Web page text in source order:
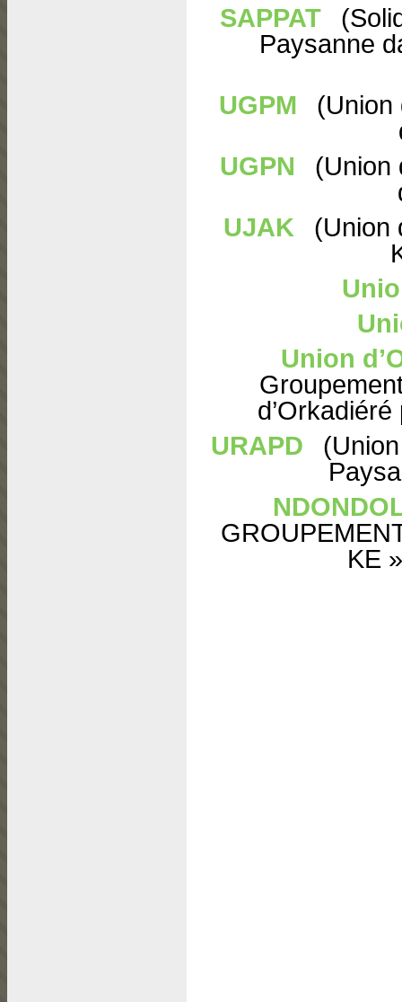
SAPPAT
Paysanne
UGPM
(Union
UGPN
(Union
UJAK
(Union
Union
URAPD
KE